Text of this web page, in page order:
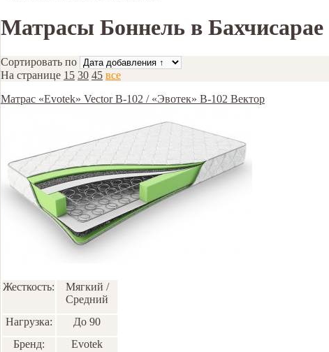
Матрасы Боннель в Бахчисарае
Сортировать по
На странице 15 30 45 все
Матрас «Evotek» Vector B-102 / «Эвотек» B-102 Вектор
Жесткость:
Мягкий /
Средний
Нагрузка:
До 90
Бренд:
Еvotek